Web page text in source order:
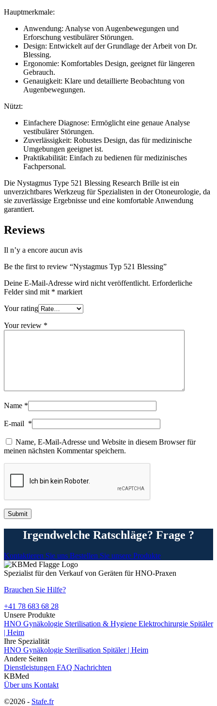
Hauptmerkmale:
Anwendung: Analyse von Augenbewegungen und
Erforschung vestibulärer Störungen.
Design: Entwickelt auf der Grundlage der Arbeit von Dr.
Blessing.
Ergonomie: Komfortables Design, geeignet für längeren
Gebrauch.
Genauigkeit: Klare und detaillierte Beobachtung von
Augenbewegungen.
Nützt:
Einfachere Diagnose: Ermöglicht eine genaue Analyse
vestibulärer Störungen.
Zuverlässigkeit: Robustes Design, das für medizinische
Umgebungen geeignet ist.
Praktikabilität: Einfach zu bedienen für medizinisches
Fachpersonal.
Die Nystagmus Type 521 Blessing Research Brille ist ein
unverzichtbares Werkzeug für Spezialisten in der Otoneurologie, da
sie zuverlässige Ergebnisse und eine komfortable Anwendung
garantiert.
Reviews
Il n’y a encore aucun avis
Be the first to review “Nystagmus Typ 521 Blessing”
Deine E-Mail-Adresse wird nicht veröffentlicht. Erforderliche
Felder sind mit * markiert
Your rating
Your review *
Name *
E-mail *
Name, E-Mail-Adresse und Website in diesem Browser für
meinen nächsten Kommentar speichern.
Irgendwelche Ratschläge? Frage ?
Kontaktieren Sie uns Bestellen Sie unsere Produkte
Spezialist für den Verkauf von Geräten für HNO-Praxen
Brauchen Sie Hilfe?
+41 78 683 68 28
Unsere Produkte
HNO Gynäkologie Sterilisation & Hygiene Elektrochirurgie Spitäler
| Heim
Ihre Spezialität
HNO Gynäkologie Sterilisation Spitäler | Heim
Andere Seiten
Dienstleistungen FAQ Nachrichten
KBMed
Über uns Kontakt
©2026 - Stafe.fr